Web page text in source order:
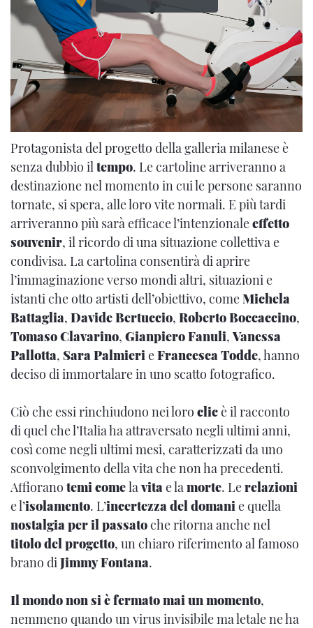
Protagonista del progetto della galleria milanese è
senza dubbio il tempo. Le cartoline arriveranno a
destinazione nel momento in cui le persone saranno
tornate, si spera, alle loro vite normali. E più tardi
arriveranno più sarà efficace l’intenzionaleeffetto
souvenir, il ricordo di una situazione collettiva e
condivisa. La cartolina consentirà di aprire
l’immaginazione verso mondi altri, situazioni e
istanti che otto artisti dell’obiettivo, comeMichela
Battaglia, Davide Bertuccio, Roberto Boccaccino,
Tomaso Clavarino, Gianpiero Fanuli,Vanessa
Pallotta, Sara Palmieri eFrancesca Todde, hanno
deciso di immortalare in uno scatto fotografico.
Ciò che essi rinchiudono nei loro clicè il racconto
di quel che l’Italia ha attraversato negli ultimi anni,
così come negli ultimi mesi, caratterizzati da uno
sconvolgimento della vita che non ha precedenti.
Affiorano temi comela vita e la morte. Lerelazioni
e l’isolamento. L’incertezza del domani e quella
nostalgia per il passatoche ritorna anche nel
titolo del progetto, un chiaro riferimento al famoso
brano di Jimmy Fontana.
Il mondo non si è fermato mai un momento,
nemmeno quando un virus invisibile ma letale ne ha